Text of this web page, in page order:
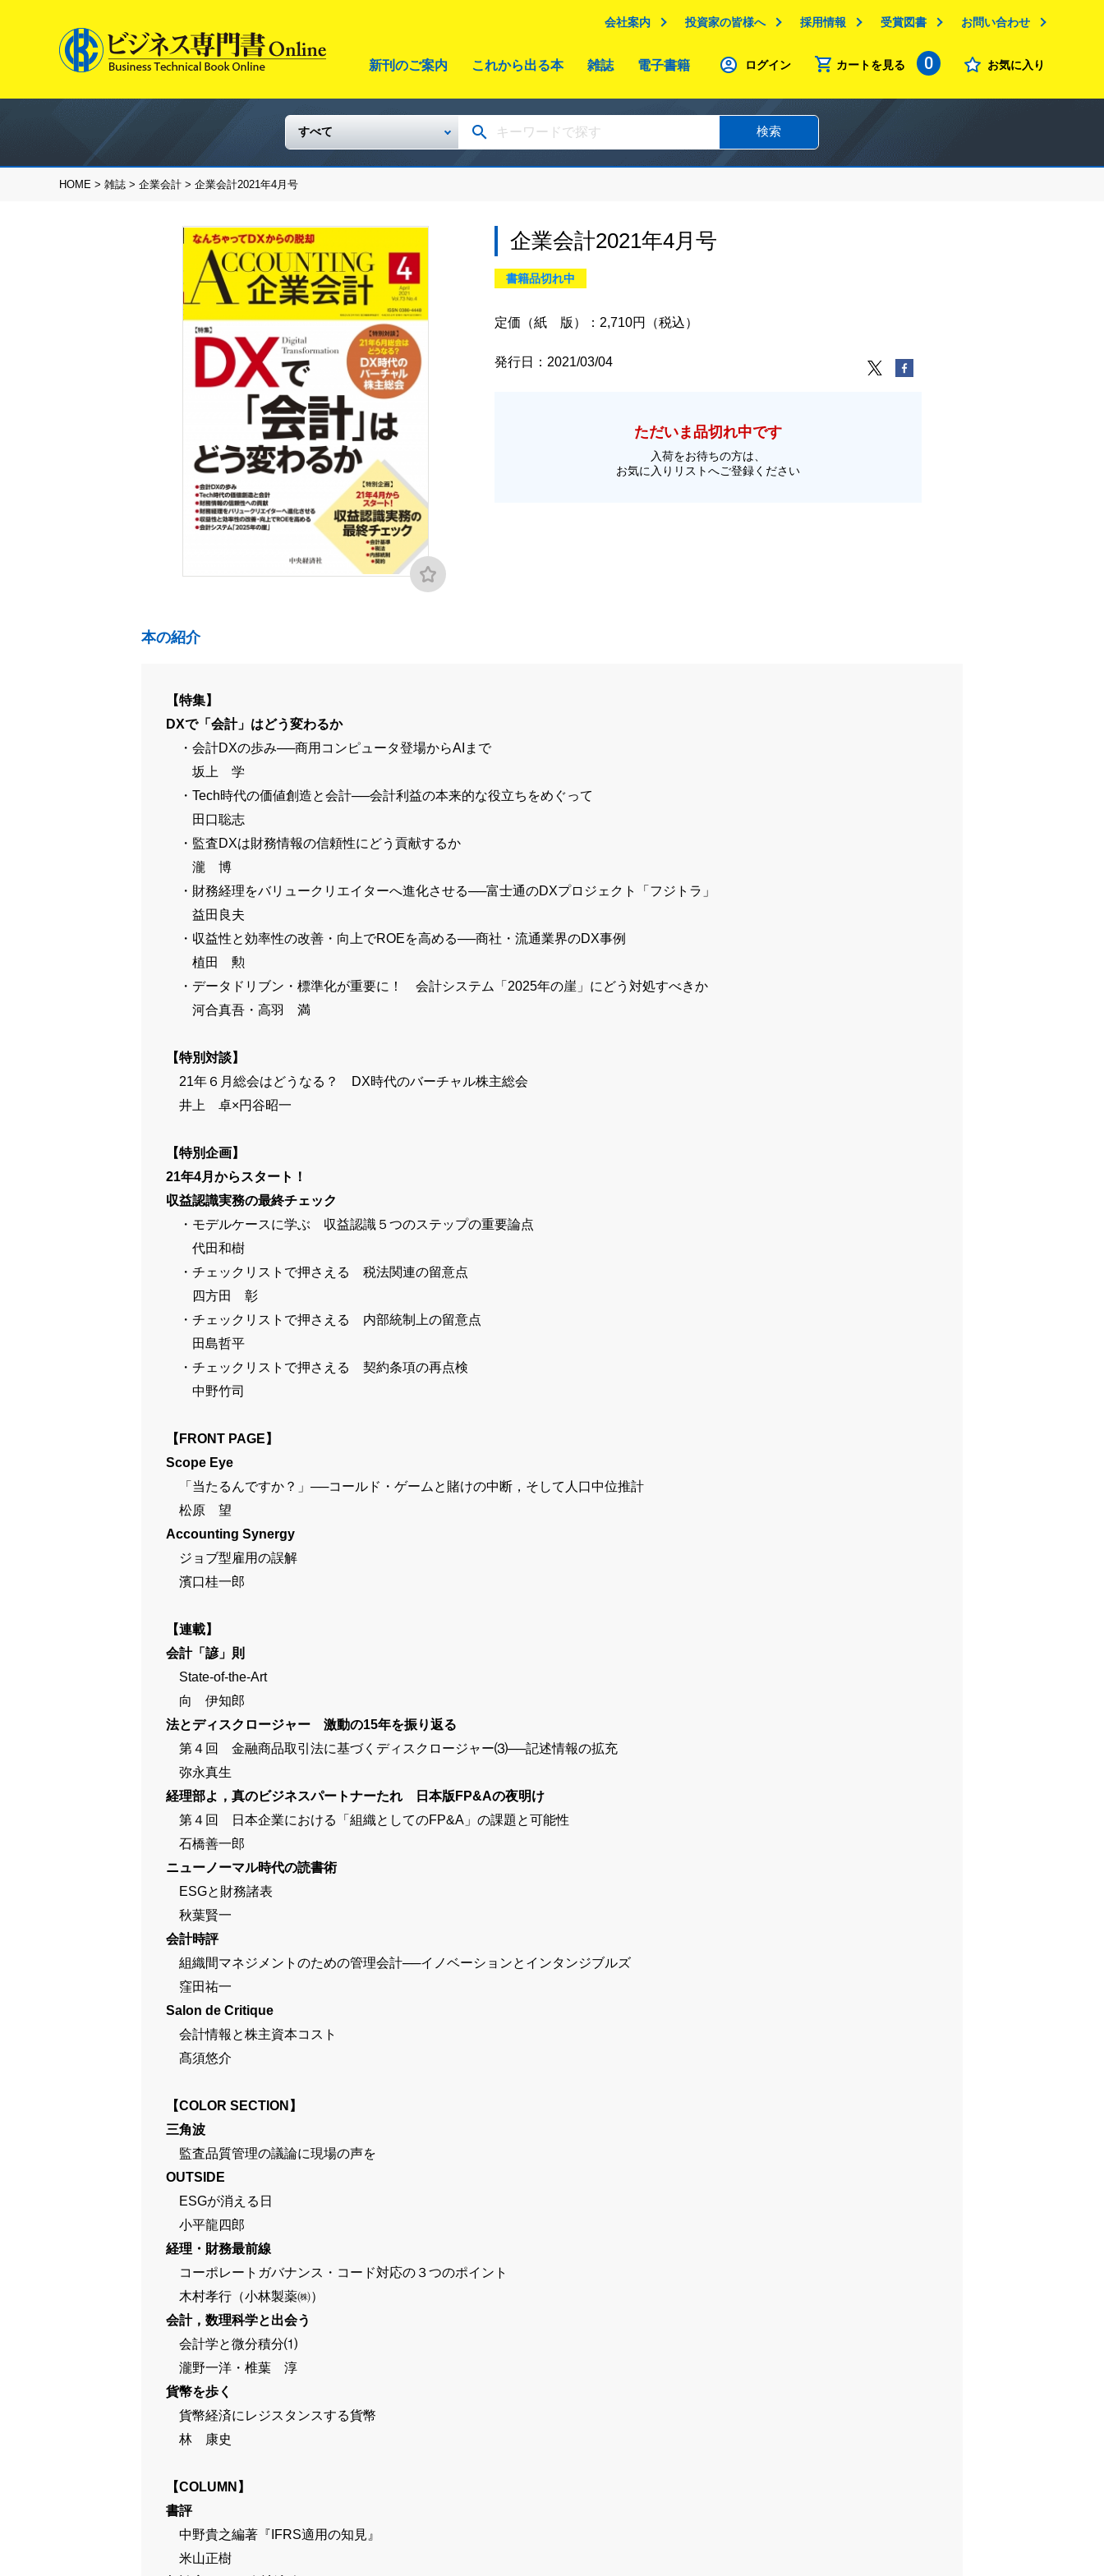
会社案内 投資家の皆様へ 採用情報 受賞図書 お問い合わせ
新刊のご案内 これから出る本 雑誌 電子書籍 ログイン カートを見る 0 お気に入り
検索
HOME > 雑誌 > 企業会計 > 企業会計2021年4月号
企業会計2021年4月号
書籍品切れ中
定価（紙 版）：2,710円（税込）
発行日：2021/03/04
ただいま品切れ中です
入荷をお待ちの方は、
お気に入りリストへご登録ください
本の紹介
【特集】
DXで「会計」はどう変わるか
・会計DXの歩み──商用コンピュータ登場からAIまで
坂上 学
・Tech時代の価値創造と会計──会計利益の本来的な役立ちをめぐって
田口聡志
・監査DXは財務情報の信頼性にどう貢献するか
瀧 博
・財務経理をバリュークリエイターへ進化させる──富士通のDXプロジェクト「フジトラ」
益田良夫
・収益性と効率性の改善・向上でROEを高める──商社・流通業界のDX事例
植田 勲
・データドリブン・標準化が重要に！ 会計システム「2025年の崖」にどう対処すべきか
河合真吾・高羽 満
【特別対談】
21年６月総会はどうなる？ DX時代のバーチャル株主総会
井上 卓×円谷昭一
【特別企画】
21年4月からスタート！
収益認識実務の最終チェック
・モデルケースに学ぶ 収益認識５つのステップの重要論点
代田和樹
・チェックリストで押さえる 税法関連の留意点
四方田 彰
・チェックリストで押さえる 内部統制上の留意点
田島哲平
・チェックリストで押さえる 契約条項の再点検
中野竹司
【FRONT PAGE】
Scope Eye
「当たるんですか？」──コールド・ゲームと賭けの中断，そして人口中位推計
松原 望
Accounting Synergy
ジョブ型雇用の誤解
濱口桂一郎
【連載】
会計「諺」則
State-of-the-Art
向 伊知郎
法とディスクロージャー 激動の15年を振り返る
第４回 金融商品取引法に基づくディスクロージャー⑶──記述情報の拡充
弥永真生
経理部よ，真のビジネスパートナーたれ 日本版FP&Aの夜明け
第４回 日本企業における「組織としてのFP&A」の課題と可能性
石橋善一郎
ニューノーマル時代の読書術
ESGと財務諸表
秋葉賢一
会計時評
組織間マネジメントのための管理会計──イノベーションとインタンジブルズ
窪田祐一
Salon de Critique
会計情報と株主資本コスト
髙須悠介
【COLOR SECTION】
三角波
監査品質管理の議論に現場の声を
OUTSIDE
ESGが消える日
小平龍四郎
経理・財務最前線
コーポレートガバナンス・コード対応の３つのポイント
木村孝行（小林製薬㈱）
会計，数理科学と出会う
会計学と微分積分⑴
瀧野一洋・椎葉 淳
貨幣を歩く
貨幣経済にレジスタンスする貨幣
林 康史
【COLUMN】
書評
中野貴之編著『IFRS適用の知見』
米山正樹